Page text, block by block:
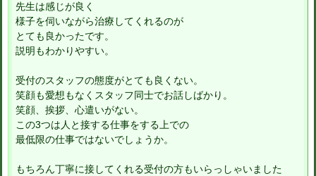
先生は感じが良く
様子を伺いながら治療してくれるのが
とても良かったです。
説明もわかりやすい。
受付のスタッフの態度がとても良くない。
笑顔も愛想もなくスタッフ同士でお話しばかり。
笑顔、挨拶、心遣いがない。
この3つは人と接する仕事をする上での
最低限の仕事ではないでしょうか。
もちろん丁寧に接してくれる受付の方もいらっしゃいました